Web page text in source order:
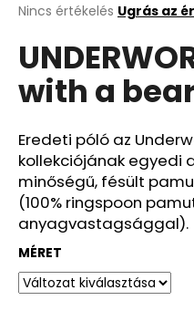
A
átlagos
értékelése
ből
csillag.
Nincs értékelés Ugrás az
with a
Eredeti póló az
kollekciójának egyedi
minőségű, fésült
(100% ringspoon
anyagvastagsággal).
MÉRET